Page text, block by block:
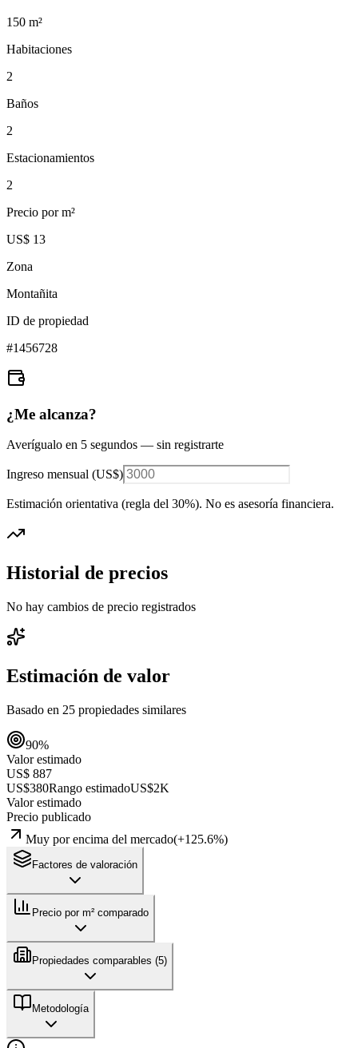
150 m²
Habitaciones
2
Baños
2
Estacionamientos
2
Precio por m²
US$ 13
Zona
Montañita
ID de propiedad
#1456728
¿Me alcanza?
Averígualo en 5 segundos — sin registrarte
Ingreso mensual (US$)
Estimación orientativa (regla del 30%). No es asesoría financiera.
Historial de precios
No hay cambios de precio registrados
Estimación de valor
Basado en 25 propiedades similares
90%
Valor estimado
US$ 887
US$380Rango estimadoUS$2K
Valor estimado
Precio publicado
Muy por encima del mercado(+125.6%)
Factores de valoración
Precio por m² comparado
Propiedades comparables (5)
Metodología